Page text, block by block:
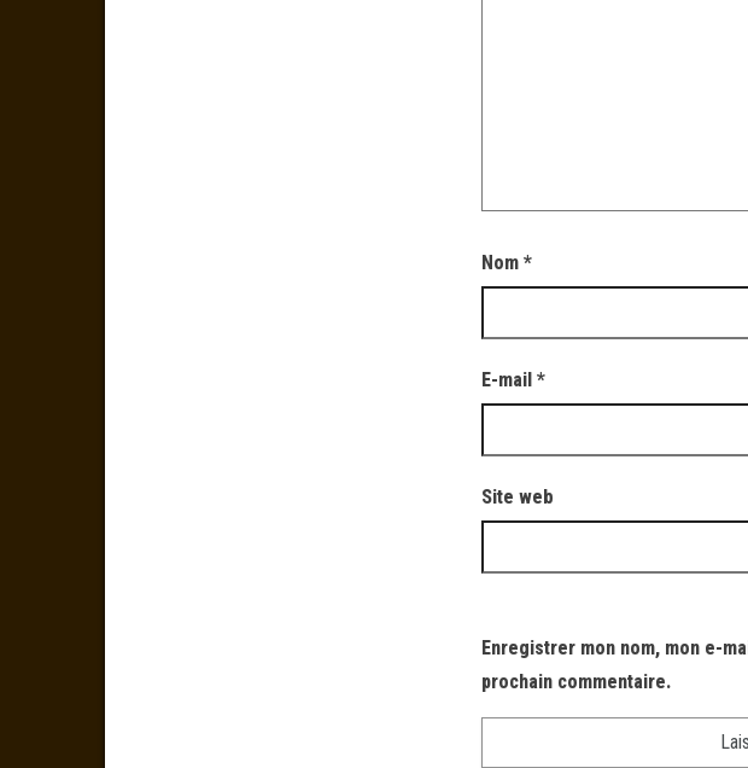
Nom*
E-mail*
Site web
Enregistrer mon nom, mon e-
prochain commentaire.